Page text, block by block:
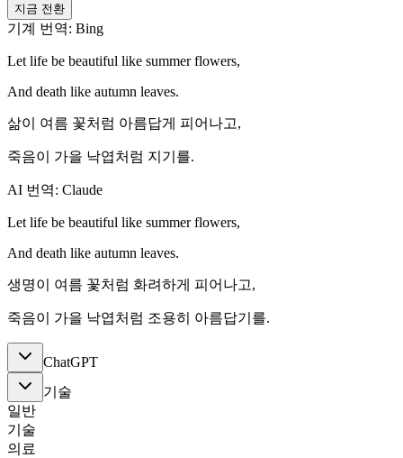
지금 전환
기계 번역: Bing
Let life be beautiful like summer flowers,
And death like autumn leaves.
삶이 여름 꽃처럼 아름답게 피어나고,
죽음이 가을 낙엽처럼 지기를.
AI 번역: Claude
Let life be beautiful like summer flowers,
And death like autumn leaves.
생명이 여름 꽃처럼 화려하게 피어나고,
죽음이 가을 낙엽처럼 조용히 아름답기를.
ChatGPT
기술
일반
기술
의료